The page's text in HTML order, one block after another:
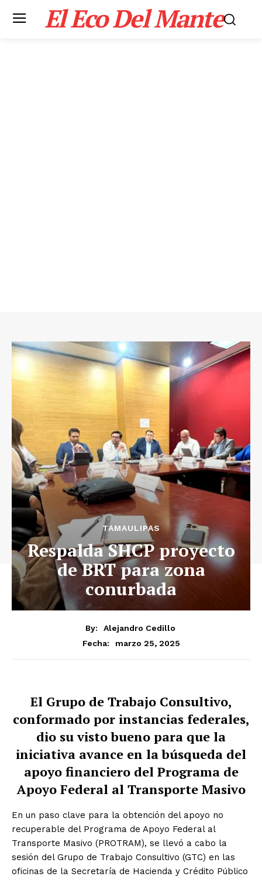
El Eco Del Mante
TAMAULIPAS
Respalda SHCP proyecto
de BRT para zona
conurbada
By:
Alejandro Cedillo
Fecha:
marzo 25, 2025
El Grupo de Trabajo Consultivo,
conformado por instancias federales,
dio su visto bueno para que la
iniciativa avance en la búsqueda del
apoyo financiero del Programa de
Apoyo Federal al Transporte Masivo
En un paso clave para la obtención del apoyo no
recuperable del Programa de Apoyo Federal al
Transporte Masivo (PROTRAM), se llevó a cabo la
sesión del Grupo de Trabajo Consultivo (GTC) en las
oficinas de la Secretaría de Hacienda y Crédito Público